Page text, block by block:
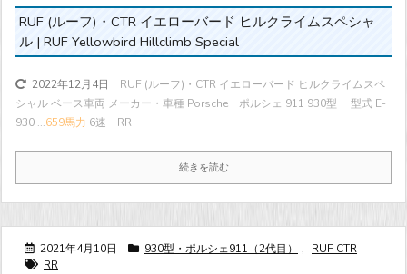
RUF (ルーフ)・CTR イエローバード ヒルクライムスペシャ
ル | RUF Yellowbird Hillclimb Special
2022年12月4日
RUF (ルーフ)・CTR イエローバード ヒルクライムスペ
シャル ベース車両 メーカー・車種 Porsche ポルシェ 911 930型 型式 E-
930 ...659馬力 6速 RR
続きを読む
2021年4月10日 930型・ポルシェ911（2代目） ,
RUF CTR
RR